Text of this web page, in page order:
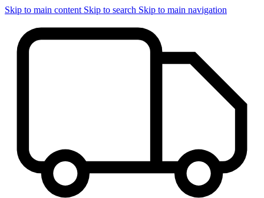
Skip to main content Skip to search Skip to main navigation